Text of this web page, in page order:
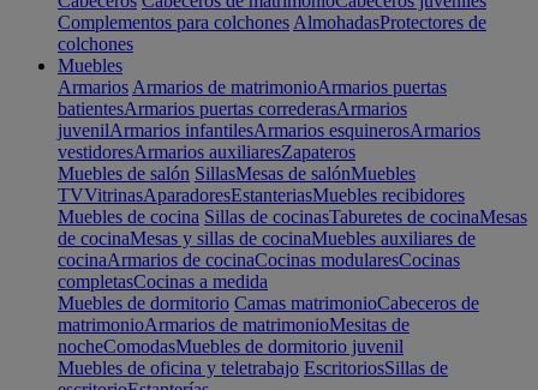
Complementos para colchones AlmohadasProtectores de
colchones
Muebles
Armarios Armarios de matrimonioArmarios puertas
batientesArmarios puertas correderasArmarios
juvenilArmarios infantilesArmarios esquinerosArmarios
vestidoresArmarios auxiliaresZapateros
Muebles de salón SillasMesas de salónMuebles
TVVitrinasAparadoresEstanteriasMuebles recibidores
Muebles de cocina Sillas de cocinasTaburetes de cocinaMesas
de cocinaMesas y sillas de cocinaMuebles auxiliares de
cocinaArmarios de cocinaCocinas modularesCocinas
completasCocinas a medida
Muebles de dormitorio Camas matrimonioCabeceros de
matrimonioArmarios de matrimonioMesitas de
nocheComodasMuebles de dormitorio juvenil
Muebles de oficina y teletrabajo EscritoriosSillas de